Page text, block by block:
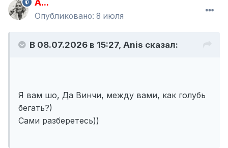
A...
Опубликовано: 8 июля
В 08.07.2026 в 15:27, Anis сказал:
Я вам шо, Да Винчи, между вами, как голубь
бегать?)
Сами разберетесь))